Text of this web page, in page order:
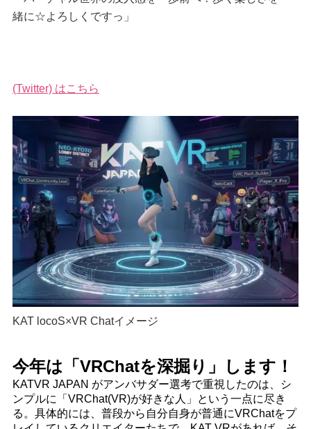
緒に☆よろしくですっ」
(Twitter) はこちら
KAT locoS×VR Chatイメージ
今年は「VRChatを深掘り」します！
KATVR JAPAN がアンバサダー選考で重視したのは、シ
ンプルに「VRChat(VR)が好きな人」という一点に尽き
る。具体的には、普段から自分自身が普通にVRChatをプ